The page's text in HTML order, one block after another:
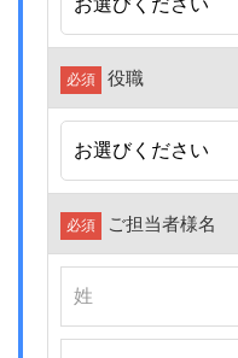
必須 役職
必須 ご担当者様名